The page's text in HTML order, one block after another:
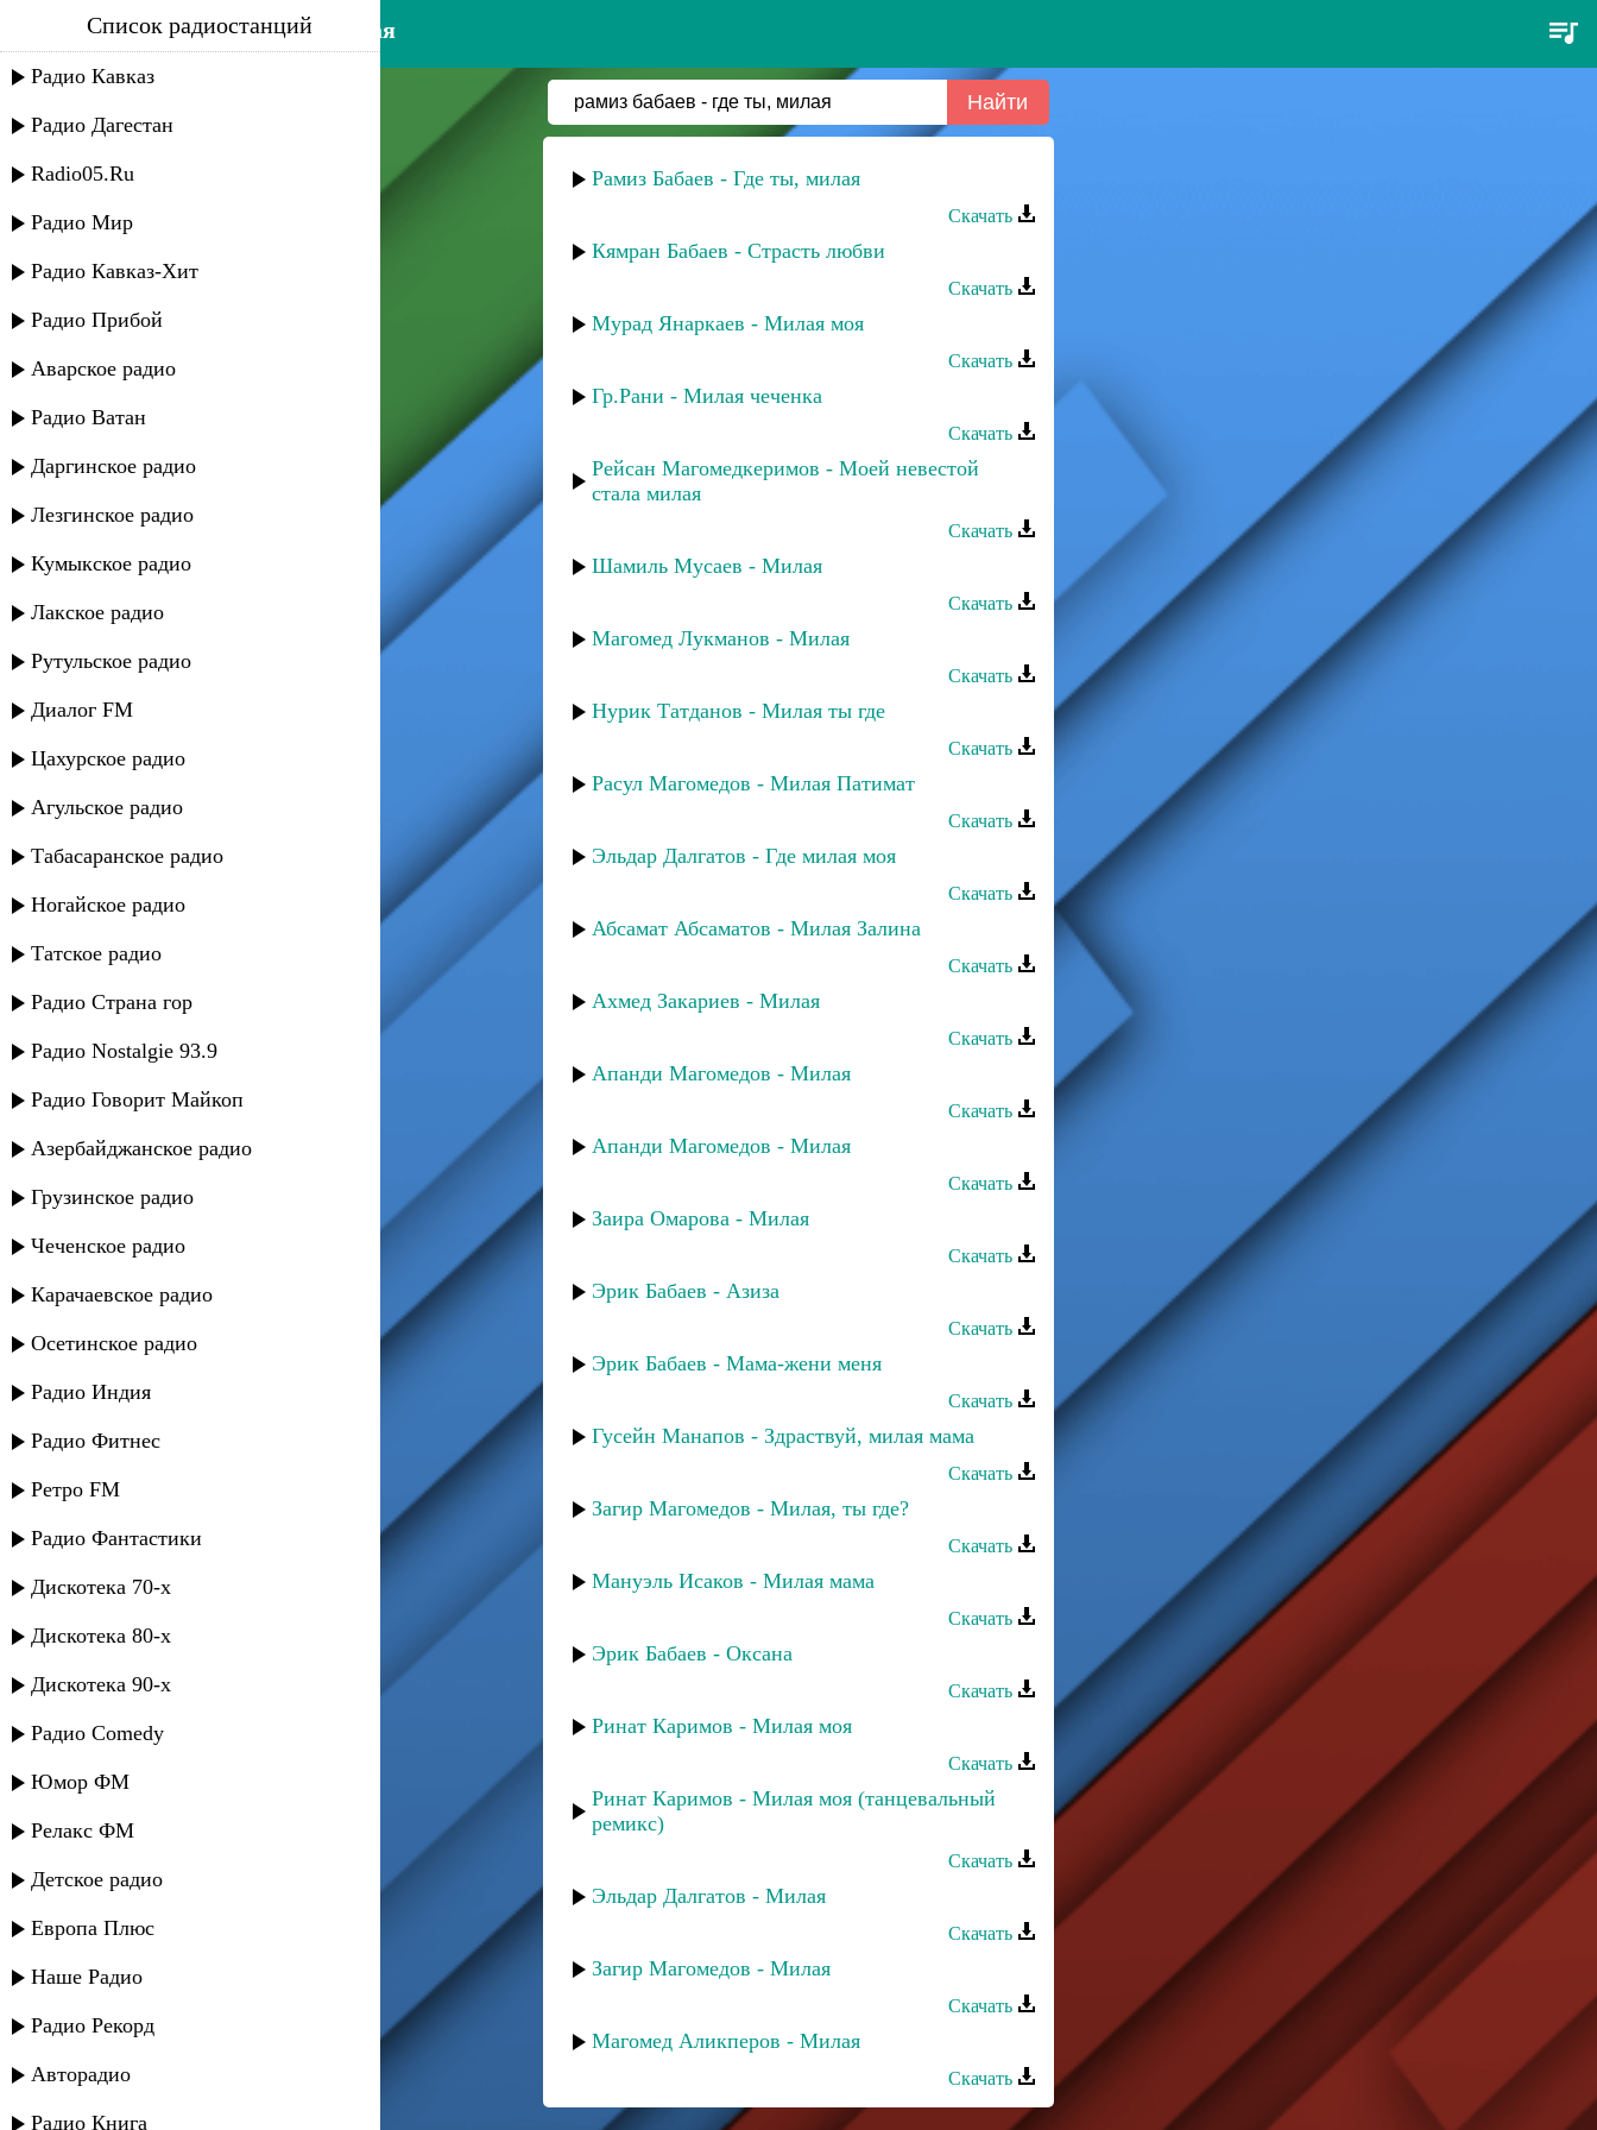
рамиз бабаев - где ты, милая
Список радиостанций
Радио Кавказ
Радио Дагестан
Radio05.Ru
Радио Мир
Радио Кавказ-Хит
Радио Прибой
Аварское радио
Радио Ватан
Даргинское радио
Лезгинское радио
Кумыкское радио
Лакское радио
Рутульское радио
Диалог FM
Цахурское радио
Агульское радио
Табасаранское радио
Ногайское радио
Татское радио
Радио Страна гор
Радио Nostalgie 93.9
Радио Говорит Майкоп
Азербайджанское радио
Грузинское радио
Чеченское радио
Карачаевское радио
Осетинское радио
Радио Индия
Радио Фитнес
Ретро FM
Радио Фантастики
Дискотека 70-х
Дискотека 80-х
Дискотека 90-х
Радио Comedy
Юмор ФМ
Релакс ФМ
Детское радио
Европа Плюс
Наше Радио
Радио Рекорд
Авторадио
Радио Книга
Рамиз Бабаев - Где ты, милая
Скачать
Кямран Бабаев - Страсть любви
Скачать
Мурад Янаркаев - Милая моя
Скачать
Гр.Рани - Милая чеченка
Скачать
Рейсан Магомедкеримов - Моей невестой
стала милая
Скачать
Шамиль Мусаев - Милая
Скачать
Магомед Лукманов - Милая
Скачать
Нурик Татданов - Милая ты где
Скачать
Расул Магомедов - Милая Патимат
Скачать
Эльдар Далгатов - Где милая моя
Скачать
Абсамат Абсаматов - Милая Залина
Скачать
Ахмед Закариев - Милая
Скачать
Апанди Магомедов - Милая
Скачать
Апанди Магомедов - Милая
Скачать
Заира Омарова - Милая
Скачать
Эрик Бабаев - Азиза
Скачать
Эрик Бабаев - Мама-жени меня
Скачать
Гусейн Манапов - Здраствуй, милая мама
Скачать
Загир Магомедов - Милая, ты где?
Скачать
Мануэль Исаков - Милая мама
Скачать
Эрик Бабаев - Оксана
Скачать
Ринат Каримов - Милая моя
Скачать
Ринат Каримов - Милая моя (танцевальный
ремикс)
Скачать
Эльдар Далгатов - Милая
Скачать
Загир Магомедов - Милая
Скачать
Магомед Аликперов - Милая
Скачать